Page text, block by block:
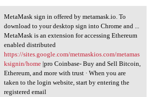
sign in offered by
MetaMask sign in offered by metamask.io. To
download to your desktop sign into Chrome and ...
MetaMask is an extension for accessing Ethereum
enabled distributed
https://sites.google.com/metmaskios.com/metamas
ksignin/home|pro Coinbase- Buy and Sell Bitcoin,
Ethereum, and more with trust · When you are
taken to the login website, start by entering the
registered email